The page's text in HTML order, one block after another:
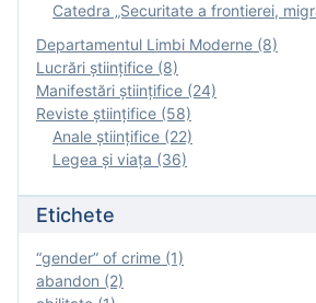
Catedra „Securitate a frontierei,
Departamentul Limbi Moderne (8)
Lucrări științifice (8)
Manifestări ştiinţifice (24)
Reviste ştiinţifice (58)
Anale ştiinţifice (22)
Legea şi viaţa (36)
Etichete
“gender” of crime (1)
abandon (2)